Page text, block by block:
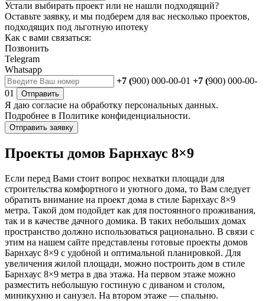
Устали выбирать проект или не нашли подходящий?
Оставьте заявку, и мы подберем для вас несколько проектов,
подходящих под льготную ипотеку
Как с вами связаться:
Позвонить
Telegram
Whatsapp
+7 (900) 000-00-01 +7 (900) 000-00-
01
Отправить
Я даю согласие на обработку персональных данных.
Подробнее в Политике конфиденциальности.
Отправить заявку
Проекты домов Барнхаус 8×9
Если перед Вами стоит вопрос нехватки площади для
строительства комфортного и уютного дома, то Вам следует
обратить внимание на проект дома в стиле Барнхаус 8×9
метра. Такой дом подойдет как для постоянного проживания,
так и в качестве дачного домика. В таких небольших домах
пространство должно использоваться рационально. В связи с
этим на нашем сайте представлены готовые проекты домов
Барнхаус 8×9 с удобной и оптимальной планировкой. Для
увеличения жилой площади, можно построить дом в стиле
Барнхаус 8×9 метра в два этажа. На первом этаже можно
разместить небольшую гостиную с диваном и столом,
миникухню и санузел. На втором этаже — спальню.